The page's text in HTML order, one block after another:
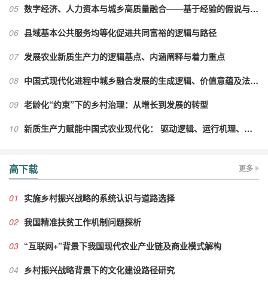
05
数字经济、人力资本与城乡高质量融合——基于经验的假说与检验
06 县域基本公共服务均等化促进共同富裕的逻辑与路径
07 发展农业新质生产力的逻辑基点、内涵阐释与着力重点
08
中国式现代化进程中城乡融合发展的生成逻辑、价值意蕴及法治进路
09 老龄化“约束”下的乡村治理：从增长到发展的转型
10
新质生产力赋能中国式农业现代化： 驱动逻辑、运行机理、实践进路
高下载
01 实施乡村振兴战略的系统认识与道路选择
02 我国精准扶贫工作机制问题探析
03 “互联网+”背景下我国现代农业产业链及商业模式解构
04 乡村振兴战略背景下的文化建设路径研究
更多